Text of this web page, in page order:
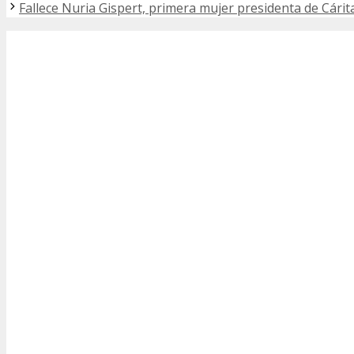
Fallece Nuria Gispert, primera mujer presidenta de